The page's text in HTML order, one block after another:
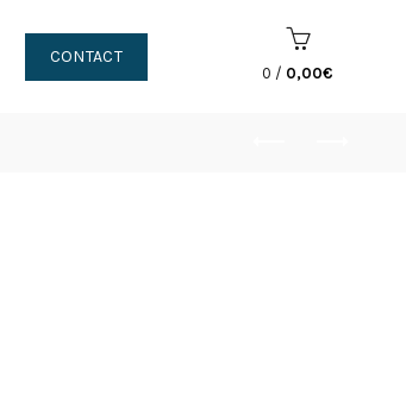
CONTACT
0 / 0,00€